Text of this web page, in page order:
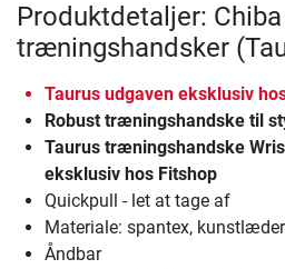
Produktdetaljer: Chiba
træningshandsker
Taurus udgaven eksklusiv
Robust træningshandske til
Taurus træningshandske
eksklusiv hos Fitshop
Quickpull - let at tage af
Materiale: spantex, kunstlæder
Åndbar